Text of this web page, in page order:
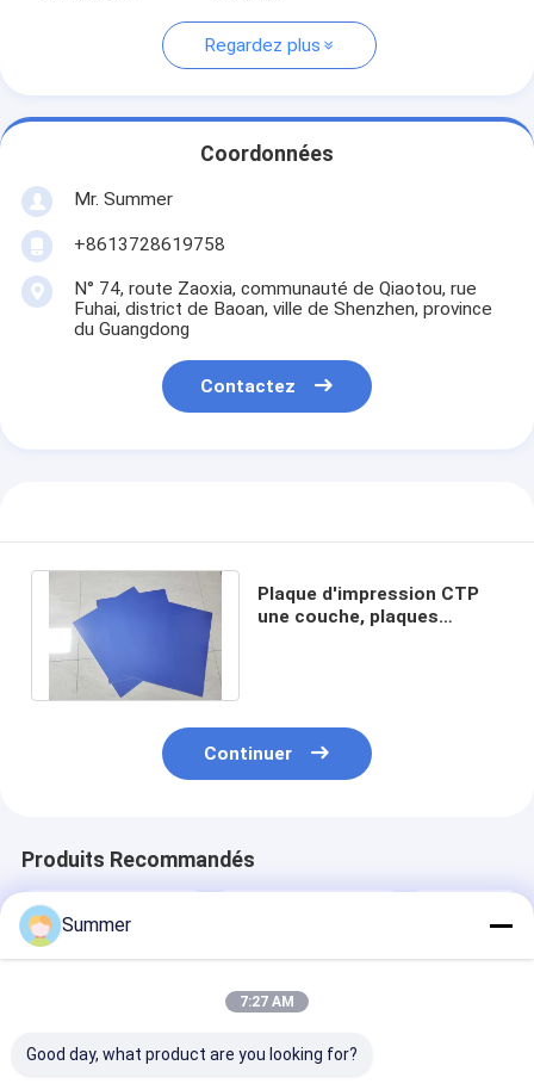
Regardez plus
Coordonnées
Mr. Summer
+8613728619758
N° 74, route Zaoxia, communauté de Qiaotou, rue
Fuhai, district de Baoan, ville de Shenzhen, province
du Guangdong
Contactez
Plaque d'impression CTP
une couche, plaques
Continuer
Produits Recommandés
Summer
7:27 AM
Good day, what product are you looking for?